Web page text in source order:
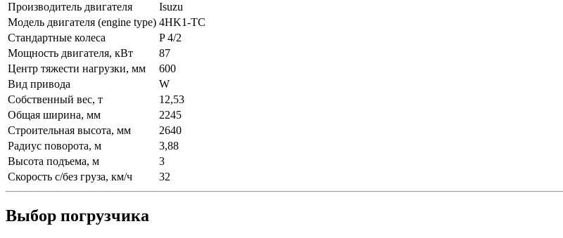
Производитель двигателя
Isuzu
Модель двигателя (engine type) 4HK1-TC
Стандартные колеса
P 4/2
Мощность двигателя, кВт
87
Центр тяжести нагрузки, мм
600
Вид привода
W
Собственный вес, т
12,53
Общая ширина, мм
2245
Строительная высота, мм
2640
Радиус поворота, м
3,88
Высота подъема, м
3
Скорость с/без груза, км/ч
32
Выбор погрузчика